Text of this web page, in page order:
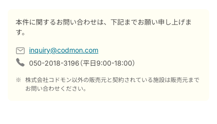
本件に関するお問い合わせは、下記までお願い申し上げま
す。
inquiry@codmon.com
050-2018-3196（平日9:00-18:00）
※ 株式会社コドモン以外の販売元と契約されている施設は販売元まで
お問い合わせください。